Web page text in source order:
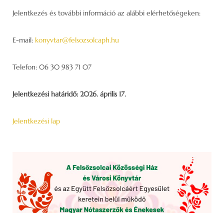
Jelentkezés és további információ az alábbi elérhetőségeken:
E-mail: konyvtar@felsozsolcaph.hu
Telefon: 06 30 983 71 07
Jelentkezési határidő: 2026. április 17.
Jelentkezési lap